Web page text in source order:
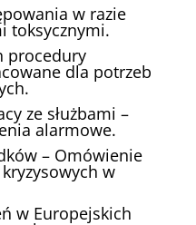
w razie
toksycznymi.
procedury
dla potrzeb
ze służbami –
alarmowe.
– Omówienie
w
w Europejskich